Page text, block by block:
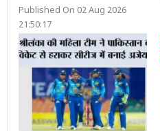
Published On 02 Aug 2026
21:50:17